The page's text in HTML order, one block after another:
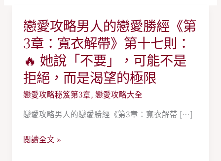
戀愛攻略男人的戀愛勝經《第
3章：寬衣解帶》第十七則：
🔥 她說「不要」，可能不是
拒絕，而是渴望的極限
戀愛攻略秘笈第3章,戀愛攻略大全
戀愛攻略男人的戀愛勝經《第3章：寬衣解帶 […]
戀
愛
攻
略
男
人
戀
愛
閱讀全文 »